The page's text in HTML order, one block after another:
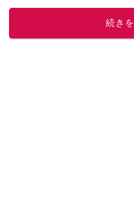
ニュースでフォロー
続き